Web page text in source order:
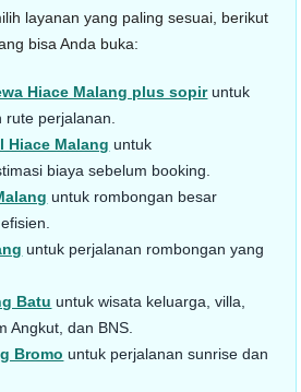
layanan yang paling sesuai, berikut
bisa Anda buka:
Hiace Malang plus sopiruntuk
perjalanan.
Hiace Malang untuk
biaya sebelum booking.
untuk rombongan besar
untuk perjalanan rombongan yang
Batu untuk wisata keluarga, villa,
Angkut, dan BNS.
Bromo untuk perjalanan sunrise dan